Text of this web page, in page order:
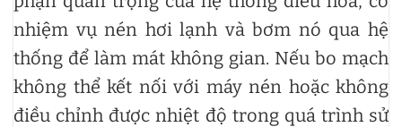
nhiệm vụ nén hơi lạnh và bơm nó qua hệ
thống để làm mát không gian. Nếu bo mạch
không thể kết nối với máy nén hoặc không
điều chỉnh được nhiệt độ trong quá trình sử